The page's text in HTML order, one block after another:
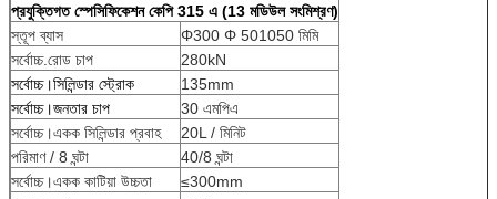
প্রযুক্তিগত স্পেসিফিকেশন কেপি 315 এ (13 মডিউল সংমিশ্রণ)
স্তূপ ব্যাস
Φ300 Φ 501050 মিমি
সর্বোচ্চ.রোড চাপ
280kN
সর্বোচ্চ।সিলিন্ডার স্ট্রোক
135mm
সর্বোচ্চ।জনতার চাপ
30 এমপিএ
সর্বোচ্চ।একক সিলিন্ডার প্রবাহ
20L / মিনিট
পরিমাণ / 8 ঘন্টা
40/8 ঘন্টা
সর্বোচ্চ।একক কাটিয়া উচ্চতা
≤300mm